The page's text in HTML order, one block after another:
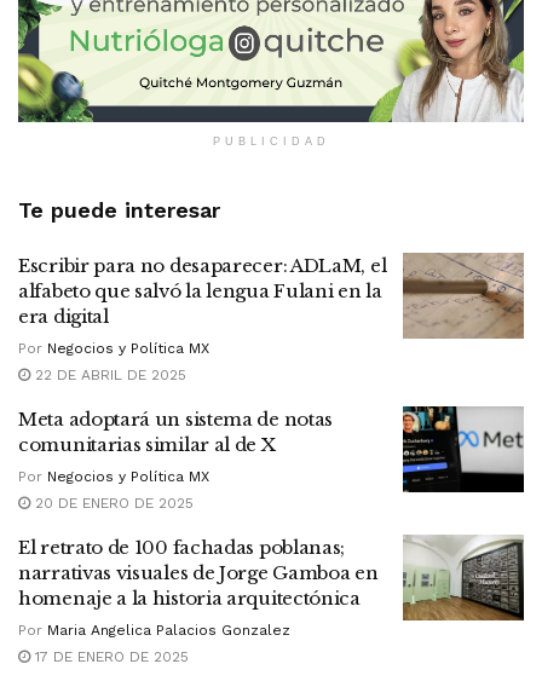
PUBLICIDAD
Te puede interesar
Escribir para no desaparecer: ADLaM, el
alfabeto que salvó la lengua Fulani en la
era digital
Por Negocios y Política MX
22 DE ABRIL DE 2025
Meta adoptará un sistema de notas
comunitarias similar al de X
Por Negocios y Política MX
20 DE ENERO DE 2025
El retrato de 100 fachadas poblanas;
narrativas visuales de Jorge Gamboa en
homenaje a la historia arquitectónica
Por Maria Angelica Palacios Gonzalez
17 DE ENERO DE 2025